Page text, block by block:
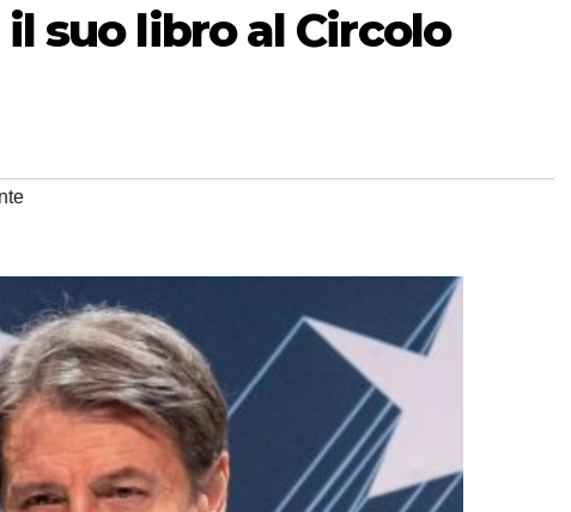
suo libro al Circolo